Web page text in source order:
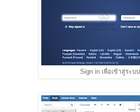
Sign in เพื่อเข้าสู่ระบบ